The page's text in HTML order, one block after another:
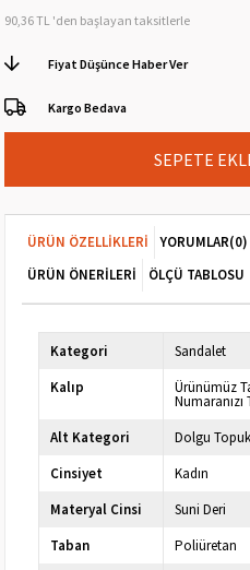
90,36 TL 'den başlayan taksitlerle
Fiyat Düşünce Haber Ver
Kargo Bedava
ÜRÜN ÖZELLIKLERI YORUMLAR(0)
ÜRÜN ÖNERILERI
ÖLÇÜ TABLOSU
Kategori
Sandalet
Kalıp
Ürünümüz
Alt Kategori
Dolgu
Cinsiyet
Kadın
Materyal Cinsi
Suni Deri
Taban
Poliüretan